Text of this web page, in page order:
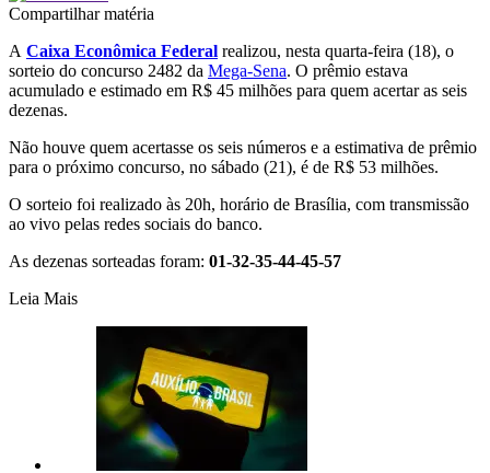
Compartilhar matéria
A Caixa Econômica Federal realizou, nesta quarta-feira (18), o
sorteio do concurso 2482 da Mega-Sena. O prêmio estava
acumulado e estimado em R$ 45 milhões para quem acertar as seis
dezenas.
Não houve quem acertasse os seis números e a estimativa de prêmio
para o próximo concurso, no sábado (21), é de R$ 53 milhões.
O sorteio foi realizado às 20h, horário de Brasília, com transmissão
ao vivo pelas redes sociais do banco.
As dezenas sorteadas foram: 01-32-35-44-45-57
Leia Mais